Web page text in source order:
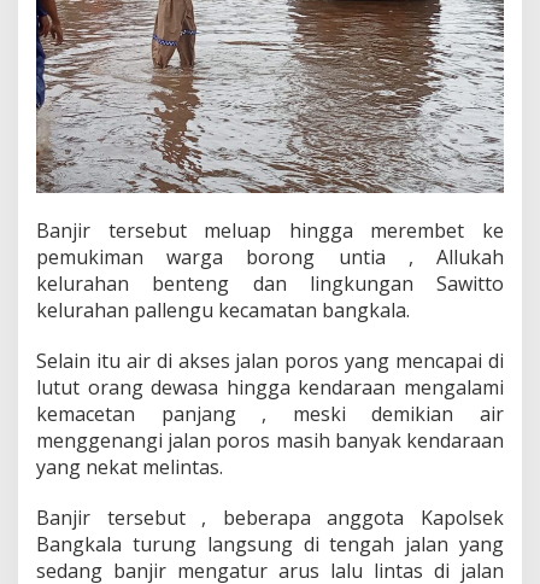
k
i
m
a
n
W
a
r
g
Banjir tersebut meluap hingga merembet ke
pemukiman warga borong untia , Allukah
kelurahan benteng dan lingkungan Sawitto
kelurahan pallengu kecamatan bangkala.
Selain itu air di akses jalan poros yang mencapai di
lutut orang dewasa hingga kendaraan mengalami
kemacetan panjang , meski demikian air
menggenangi jalan poros masih banyak kendaraan
yang nekat melintas.
Banjir tersebut , beberapa anggota Kapolsek
Bangkala turung langsung di tengah jalan yang
sedang banjir mengatur arus lalu lintas di jalan